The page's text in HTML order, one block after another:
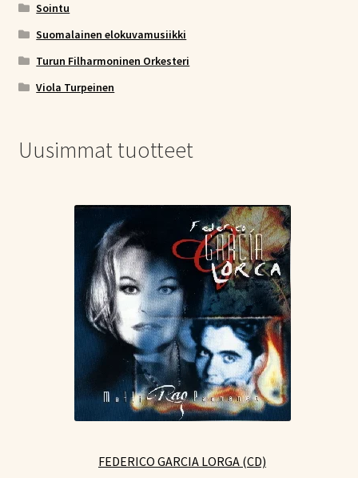
Sointu
Suomalainen elokuvamusiikki
Turun Filharmoninen Orkesteri
Viola Turpeinen
Uusimmat tuotteet
FEDERICO GARCIA LORGA (CD)